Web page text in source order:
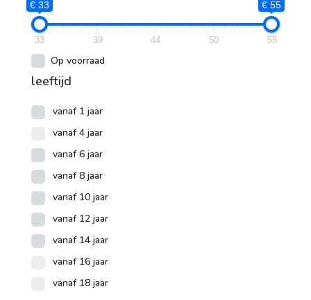
€ 33 € 55
33 39 44 50 55
Op voorraad
leeftijd
vanaf 1 jaar
vanaf 4 jaar
vanaf 6 jaar
vanaf 8 jaar
vanaf 10 jaar
vanaf 12 jaar
vanaf 14 jaar
vanaf 16 jaar
vanaf 18 jaar